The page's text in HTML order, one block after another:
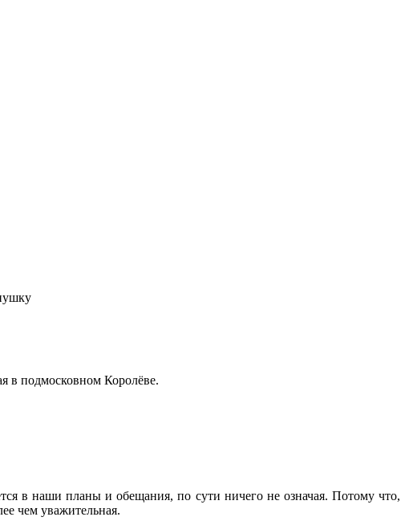
в подмосковном Королёве.
в наши планы и обещания, по сути ничего не означая. Потому что,
чем уважительная.